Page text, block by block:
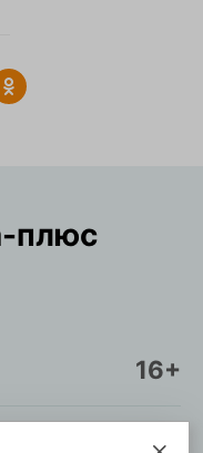
плюс
16+